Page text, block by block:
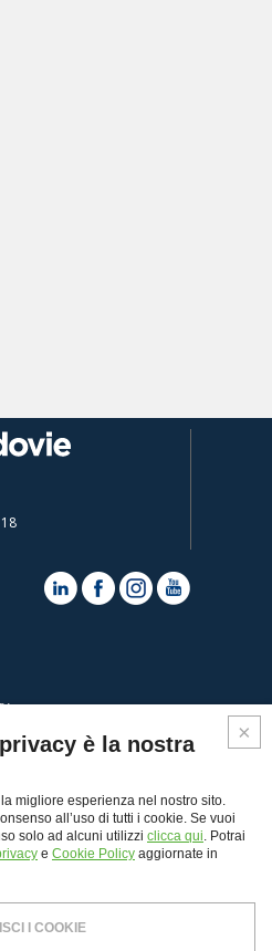
è la nostra
migliore esperienza nel nostro sito.
all’uso di tutti i cookie. Se vuoi
solo ad alcuni utilizzi clicca qui. Potrai
e Cookie Policy aggiornate in
I COOKIE